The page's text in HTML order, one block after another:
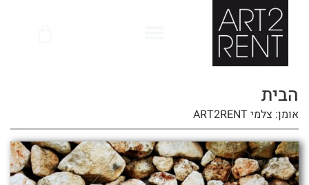
הבית
אומן: צלמי ART2RENT